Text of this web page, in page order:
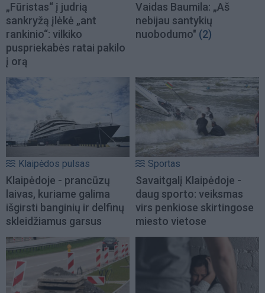
„Fūristas“ į judrią
sankryžą įlėkė „ant
rankinio“: vilkiko
puspriekabės ratai pakilo
į orą
Vaidas Baumila: „Aš
nebijau santykių
nuobodumo" (2)
Klaipėdos pulsas
Klaipėdoje - prancūzų
laivas, kuriame galima
išgirsti banginių ir delfinų
skleidžiamus garsus
Sportas
Savaitgalį Klaipėdoje -
daug sporto: veiksmas
virs penkiose skirtingose
miesto vietose